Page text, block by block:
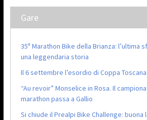
Gare
35ª Marathon Bike della Brianza: l’ultima
una leggendaria storia
Il 6 settembre l’esordio di Coppa
“Au revoir” Monselice in Rosa. Il
marathon passa a Gallio
Si chiude il Prealpi Bike Challenge: buona